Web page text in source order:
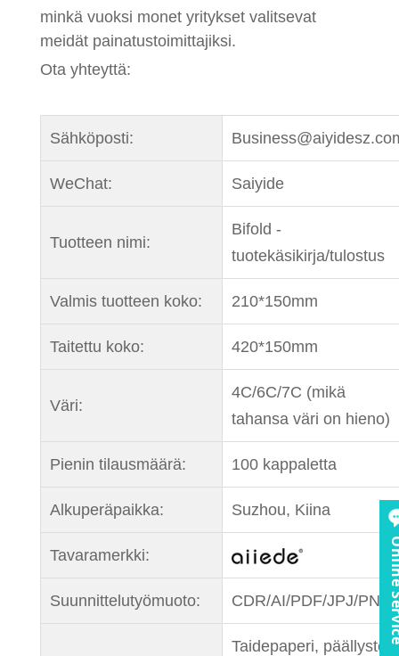
minkä vuoksi monet yritykset valitsevat
meidät painatustoimittajiksi.
Ota yhteyttä:
Sähköposti:
WeChat: Saiyide
Tuotteen nimi:
Bifold -
tuotekäsikirja/tulostus
Valmis tuotteen koko: 210*150mm
Taitettu koko: 420*150mm
Väri:
4C/6C/7C (mikä
tahansa väri on hieno)
Pienin tilausmäärä: 100 kappaletta
Alkuperäpaikka: Suzhou, Kiina
Tavaramerkki:
Suunnittelutyömuoto: CDR/AI/PDF/JPJ/PNG
Taidepaperi,